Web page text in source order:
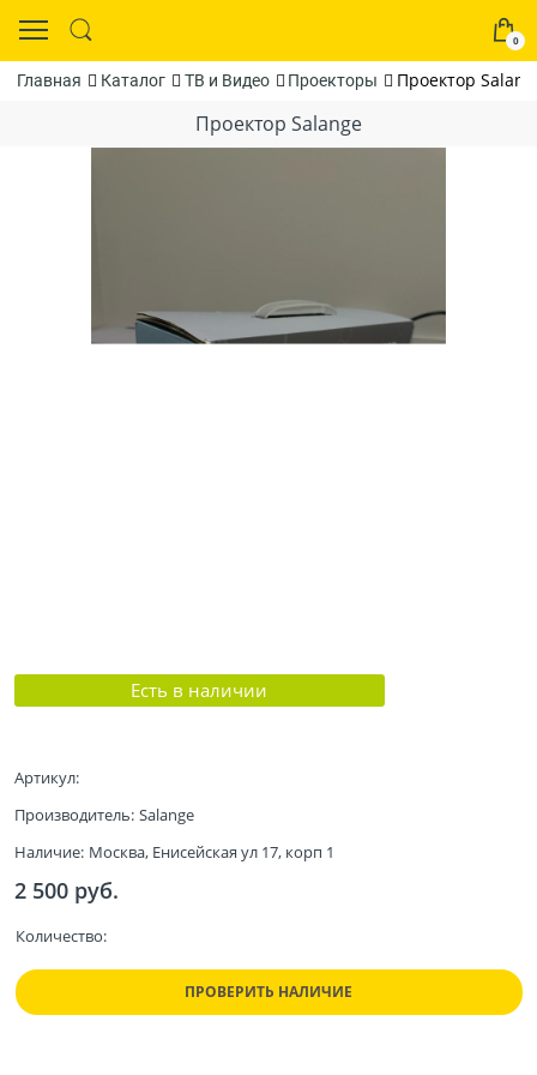
0
Главная Каталог ТВ и Видео Проекторы Проектор
Проектор Salange
Есть в наличии
Артикул:
Производитель: Salange
Наличие: Москва, Енисейская ул 17, корп 1
2 500 руб.
Количество:
ПРОВЕРИТЬ НАЛИЧИЕ